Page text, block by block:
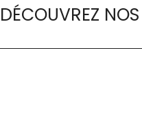
DÉCOUVREZ